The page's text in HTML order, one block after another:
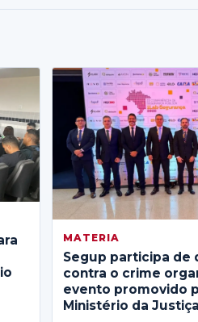
MATERIA
Segup participa de
contra o crime
evento promovido
Ministério da Justiça